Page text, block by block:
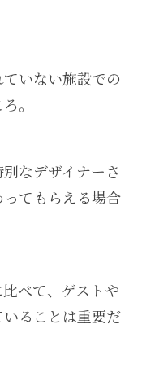
いない施設での
。
なデザイナーさ
てもらえる場合
べて、ゲストや
ることは重要だ